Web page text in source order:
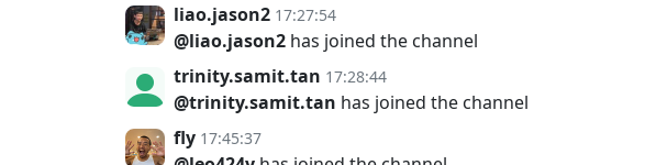
liao.jason2 17:27:54
@liao.jason2 has joined the channel
trinity.samit.tan 17:28:44
@trinity.samit.tan has joined the channel
fly 17:45:37